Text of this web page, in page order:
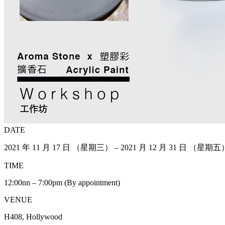
DATE
2021 年 11 月 17 日 （星期三） – 2021 月 12 月 31 日 （星期五
TIME
12:00nn – 7:00pm (By appointment)
VENUE
H408, Hollywood